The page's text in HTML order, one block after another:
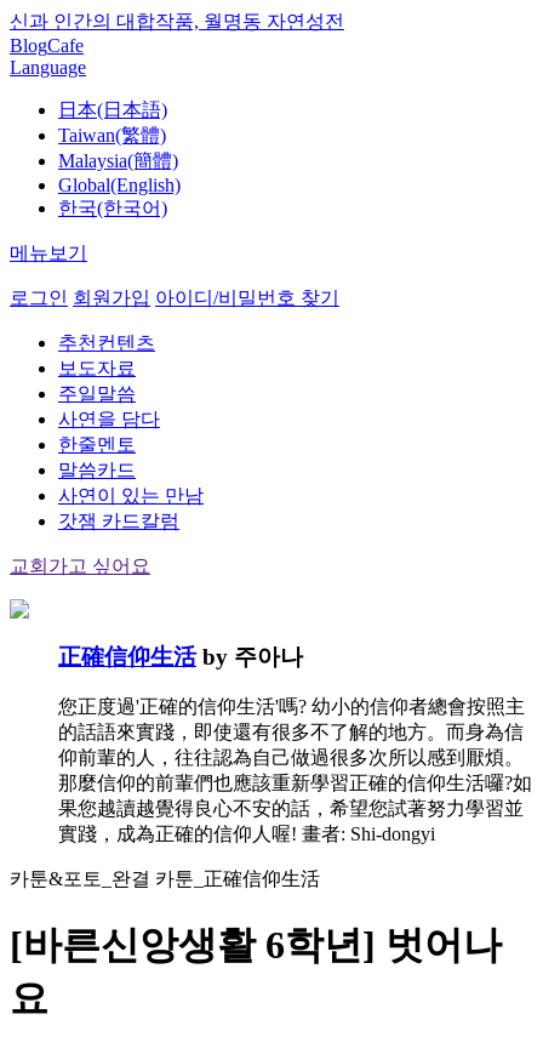
신과 인간의 대합작품, 월명동 자연성전
BlogCafe
Language
日本(日本語)
Taiwan(繁體)
Malaysia(簡體)
Global(English)
한국(한국어)
메뉴보기
로그인 회원가입 아이디/비밀번호 찾기
추천컨텐츠
보도자료
주일말씀
사연을 담다
한줄멘토
말씀카드
사연이 있는 만남
갓잼 카드칼럼
교회가고 싶어요
正確信仰生活 by 주아나
您正度過'正確的信仰生活'嗎? 幼小的信仰者總會按照主
的話語來實踐，即使還有很多不了解的地方。而身為信
仰前輩的人，往往認為自己做過很多次所以感到厭煩。
那麼信仰的前輩們也應該重新學習正確的信仰生活囉?如
果您越讀越覺得良心不安的話，希望您試著努力學習並
實踐，成為正確的信仰人喔! 畫者: Shi-dongyi
카툰&포토_완결 카툰_正確信仰生活
[바른신앙생활 6학년] 벗어나
요